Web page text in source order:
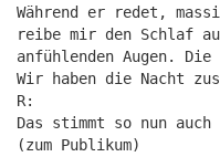
Während er redet,
reibe mir den Schlaf
anfühlenden Augen.
Wir haben die Nacht
R:
Das stimmt so nun
(zum Publikum)